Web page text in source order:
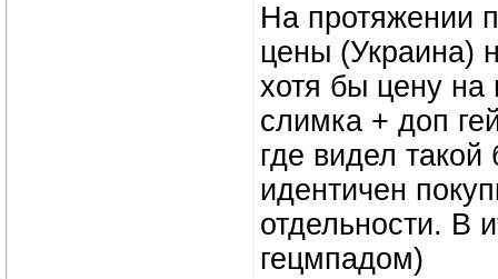
На протяжении
цены (Украина)
хотя бы цену на
слимка + доп
где видел
идентичен
отдельности. В
гецмпадом)